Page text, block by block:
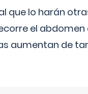
que lo harán
el abdomen
aumentan de